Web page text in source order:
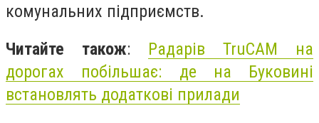
комунальних підприємств.
Читайте також: Радарів TruCAM на
дорогах побільшає: де на Буковині
встановлять додаткові прилади